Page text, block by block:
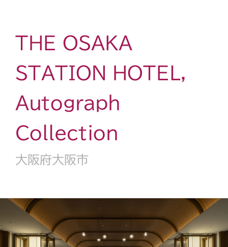
THE OSAKA
STATION HOTEL,
Autograph
Collection
大阪府大阪市